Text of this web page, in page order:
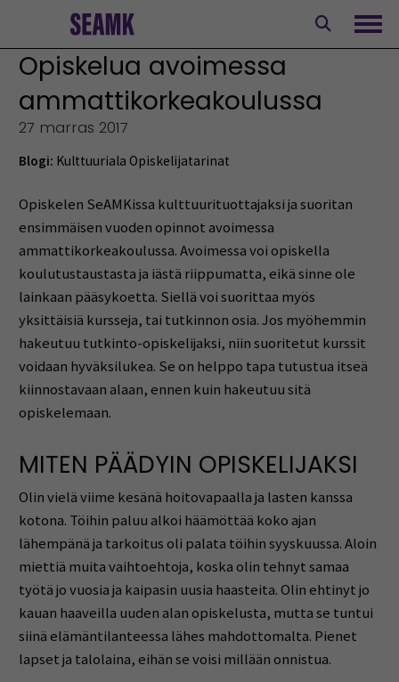
Opiskelua avoimessa
ammattikorkeakoulussa
27 marras 2017
Blogi: Kulttuuriala Opiskelijatarinat
Opiskelen SeAMKissa kulttuurituottajaksi ja suoritan
ensimmäisen vuoden opinnot avoimessa
ammattikorkeakoulussa. Avoimessa voi opiskella
koulutustaustasta ja iästä riippumatta, eikä sinne ole
lainkaan pääsykoetta. Siellä voi suorittaa myös
yksittäisiä kursseja, tai tutkinnon osia. Jos myöhemmin
hakeutuu tutkinto-opiskelijaksi, niin suoritetut kurssit
voidaan hyväksilukea. Se on helppo tapa tutustua itseä
kiinnostavaan alaan, ennen kuin hakeutuu sitä
opiskelemaan.
MITEN PÄÄDYIN OPISKELIJAKSI
Olin vielä viime kesänä hoitovapaalla ja lasten kanssa
kotona. Töihin paluu alkoi häämöttää koko ajan
lähempänä ja tarkoitus oli palata töihin syyskuussa. Aloin
miettiä muita vaihtoehtoja, koska olin tehnyt samaa
työtä jo vuosia ja kaipasin uusia haasteita. Olin ehtinyt jo
kauan haaveilla uuden alan opiskelusta, mutta se tuntui
siinä elämäntilanteessa lähes mahdottomalta. Pienet
lapset ja talolaina, eihän se voisi millään onnistua.